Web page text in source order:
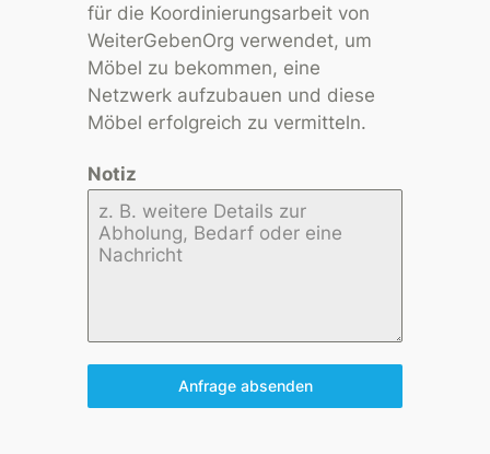
für die Koordinierungsarbeit von
WeiterGebenOrg verwendet, um
Möbel zu bekommen, eine
Netzwerk aufzubauen und diese
Möbel erfolgreich zu vermitteln.
Notiz
Anfrage absenden